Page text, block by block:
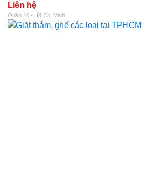
Liên hệ
Quận 10 - Hồ Chí Minh